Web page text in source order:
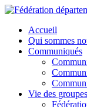
Skip
content
Fédération
Membre de la
maitre
Accueil
Qui sommes
Communiqués
Vie des groupes